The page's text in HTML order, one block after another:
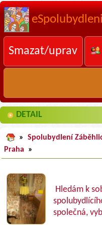
Smazat/uprav
DETAIL
» Spolubydlení
Praha
»
Hledám k
společná,